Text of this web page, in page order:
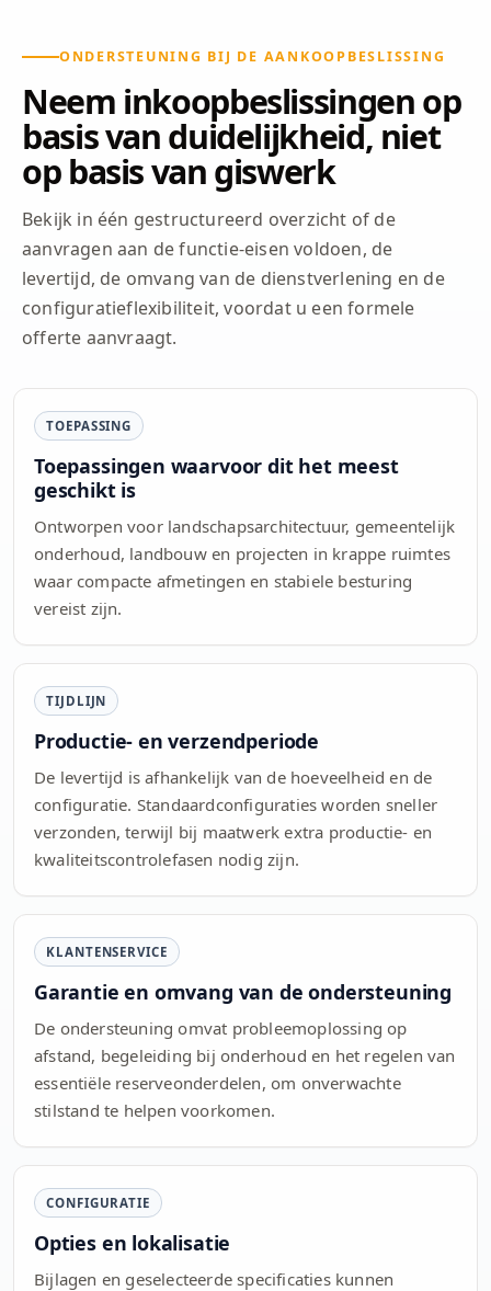
ONDERSTEUNING BIJ DE AANKOOPBESLISSING
Neem inkoopbeslissingen op
basis van duidelijkheid, niet
op basis van giswerk
Bekijk in één gestructureerd overzicht of de
aanvragen aan de functie-eisen voldoen, de
levertijd, de omvang van de dienstverlening en de
configuratieflexibiliteit, voordat u een formele
offerte aanvraagt.
TOEPASSING
Toepassingen waarvoor dit het meest
geschikt is
Ontworpen voor landschapsarchitectuur, gemeentelijk
onderhoud, landbouw en projecten in krappe ruimtes
waar compacte afmetingen en stabiele besturing
vereist zijn.
TIJDLIJN
Productie- en verzendperiode
De levertijd is afhankelijk van de hoeveelheid en de
configuratie. Standaardconfiguraties worden sneller
verzonden, terwijl bij maatwerk extra productie- en
kwaliteitscontrolefasen nodig zijn.
KLANTENSERVICE
Garantie en omvang van de ondersteuning
De ondersteuning omvat probleemoplossing op
afstand, begeleiding bij onderhoud en het regelen van
essentiële reserveonderdelen, om onverwachte
stilstand te helpen voorkomen.
CONFIGURATIE
Opties en lokalisatie
Bijlagen en geselecteerde specificaties kunnen